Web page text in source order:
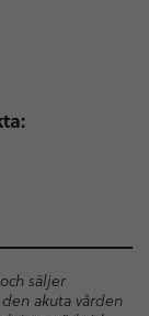
säljer
akuta vården